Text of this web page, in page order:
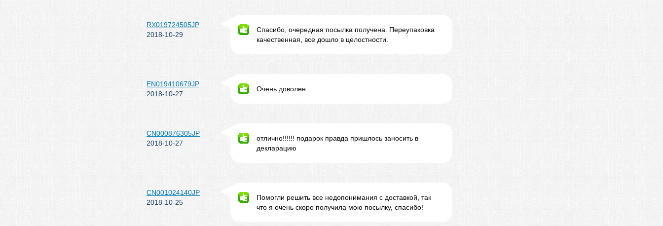
RX019724505JP
2018-10-29
Спасибо, очередная посылка получена. Переупаковка
качественная, все дошло в целостности.
EN019410679JP
2018-10-27
Очень доволен
CN000876305JP
2018-10-27
отлично!!!!!! подарок правда пришлось заносить в
декларацию
CN001024140JP
2018-10-25
Помогли решить все недопонимания с доставкой, так
что я очень скоро получила мою посылку, спасибо!